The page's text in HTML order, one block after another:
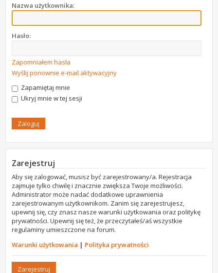
Nazwa użytkownika:
Hasło:
Zapomniałem hasła
Wyślij ponownie e-mail aktywacyjny
Zapamiętaj mnie
Ukryj mnie w tej sesji
Zarejestruj
Aby się zalogować, musisz być zarejestrowany/a. Rejestracja
zajmuje tylko chwilę i znacznie zwiększa Twoje możliwości.
Administrator może nadać dodatkowe uprawnienia
zarejestrowanym użytkownikom. Zanim się zarejestrujesz,
upewnij się, czy znasz nasze warunki użytkowania oraz politykę
prywatności. Upewnij się też, że przeczytałeś/aś wszystkie
regulaminy umieszczone na forum.
Warunki użytkowania | Polityka prywatności
Zarejestruj